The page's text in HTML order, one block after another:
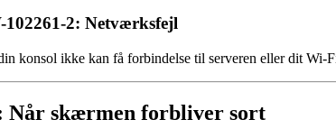
102261-2: Netværksfejl
konsol ikke kan få forbindelse til serveren eller dit Wi-
Når skærmen forbliver sort